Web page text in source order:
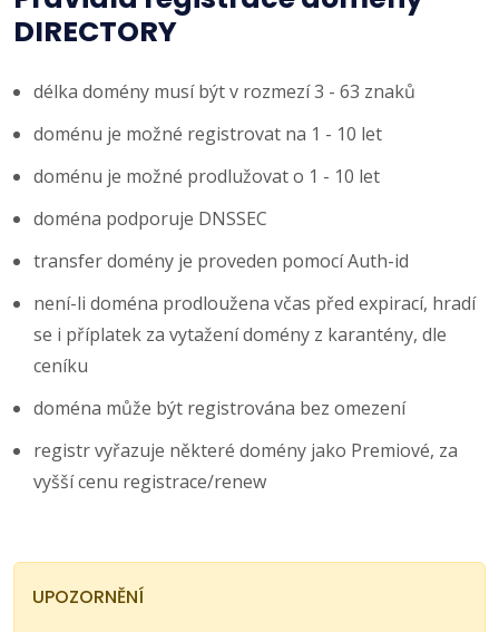
DIRECTORY
délka domény musí být v rozmezí 3 - 63 znaků
doménu je možné registrovat na 1 - 10 let
doménu je možné prodlužovat o 1 - 10 let
doména podporuje DNSSEC
transfer domény je proveden pomocí Auth-id
není-li doména prodloužena včas před expirací, hradí
se i příplatek za vytažení domény z karantény, dle
ceníku
doména může být registrována bez omezení
registr vyřazuje některé domény jako Premiové, za
vyšší cenu registrace/renew
UPOZORNĚNÍ